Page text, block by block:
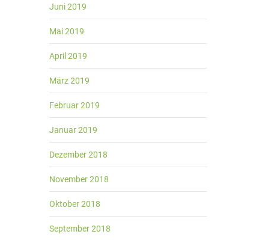
Juni 2019
Mai 2019
April 2019
März 2019
Februar 2019
Januar 2019
Dezember 2018
November 2018
Oktober 2018
September 2018